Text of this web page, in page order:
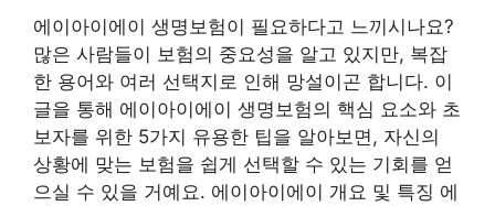
에이아이에이 생명보험이 필요하다고 느끼시나요?
많은 사람들이 보험의 중요성을 알고 있지만, 복잡
한 용어와 여러 선택지로 인해 망설이곤 합니다. 이
글을 통해 에이아이에이 생명보험의 핵심 요소와 초
보자를 위한 5가지 유용한 팁을 알아보면, 자신의
상황에 맞는 보험을 쉽게 선택할 수 있는 기회를 얻
으실 수 있을 거예요. 에이아이에이 개요 및 특징 에